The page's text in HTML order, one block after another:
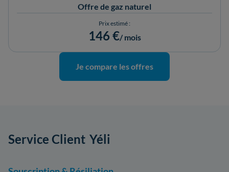
Offre de gaz naturel
Prix estimé :
146 €/ mois
Je compare les offres
Yéli
Service Client